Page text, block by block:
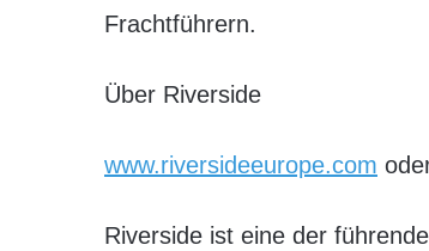
Frachtführern.
Über Riverside
www.riversideeurope.com
Riverside ist eine der